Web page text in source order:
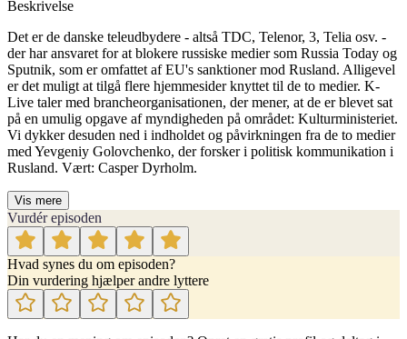
Beskrivelse
Det er de danske teleudbydere - altså TDC, Telenor, 3, Telia osv. -
der har ansvaret for at blokere russiske medier som Russia Today og
Sputnik, som er omfattet af EU's sanktioner mod Rusland. Alligevel
er det muligt at tilgå flere hjemmesider knyttet til de to medier. K-
Live taler med brancheorganisationen, der mener, at de er blevet sat
på en umulig opgave af myndigheden på området: Kulturministeriet.
Vi dykker desuden ned i indholdet og påvirkningen fra de to medier
med Yevgeniy Golovchenko, der forsker i politisk kommunikation i
Rusland. Vært: Casper Dyrholm.
Vis mere
Vurdér episoden
Hvad synes du om episoden?
Din vurdering hjælper andre lyttere